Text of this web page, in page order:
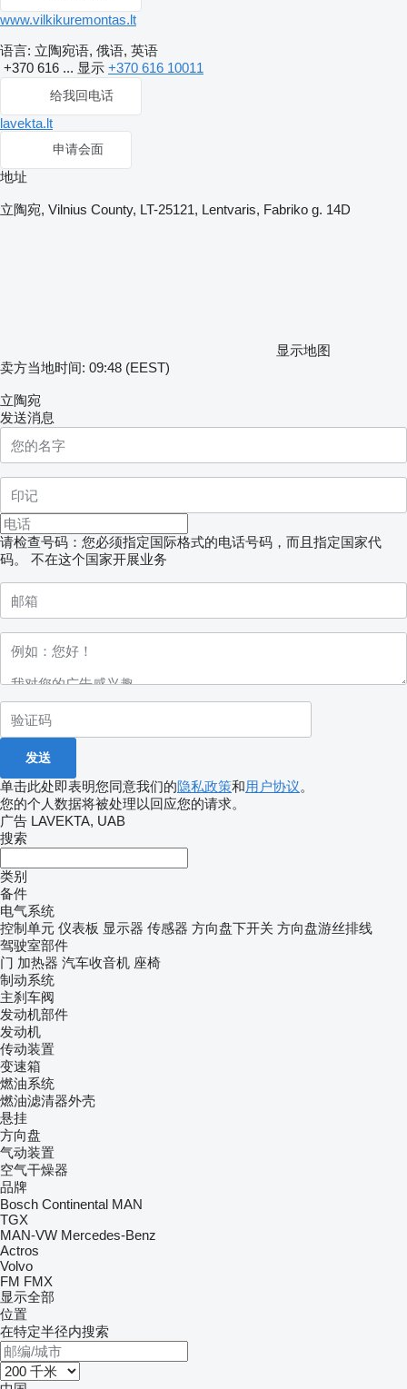
www.vilkikuremontas.lt
语言: 立陶宛语, 俄语, 英语
+370 616 ... 显示 +370 616 10011
给我回电话
lavekta.lt
申请会面
地址
立陶宛, Vilnius County, LT-25121, Lentvaris, Fabriko g. 14D
显示地图
卖方当地时间: 09:48 (EEST)
立陶宛
发送消息
请检查号码：您必须指定国际格式的电话号码，而且指定国家代
码。
不在这个国家开展业务
单击此处即表明您同意我们的隐私政策和用户协议。
您的个人数据将被处理以回应您的请求。
广告 LAVEKTA, UAB
搜索
类别
备件
电气系统
控制单元 仪表板 显示器 传感器 方向盘下开关 方向盘游丝排线
驾驶室部件
门 加热器 汽车收音机 座椅
制动系统
主刹车阀
发动机部件
发动机
传动装置
变速箱
燃油系统
燃油滤清器外壳
悬挂
方向盘
气动装置
空气干燥器
品牌
Bosch Continental MAN
TGX
MAN-VW Mercedes-Benz
Actros
Volvo
FM FMX
显示全部
位置
在特定半径内搜索